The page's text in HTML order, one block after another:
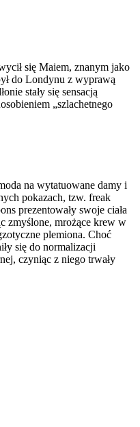
się Maiem, znanym jako
do Londynu z wyprawą
stały się sensacją
„szlachetnego
na wytatuowane damy i
pokazach, tzw. freak
prezentowały swoje ciała
zmyślone, mrożące krew w
plemiona. Choć
się do normalizacji
czyniąc z niego trwały